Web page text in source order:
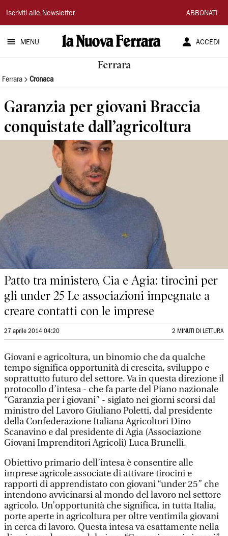
La
Nuova
Ferrara
Iscriviti alle Newsletter ABBONATI
MENU ACCEDI
Ferrara
Ferrara Cronaca
Garanzia per giovani Braccia
conquistate dall’agricoltura
Patto tra ministero, Cia e Agia: tirocini per
gli under 25 Le associazioni impegnate a
creare contatti con le imprese
27 aprile 2014 04:20 2 MINUTI DI LETTURA
Giovani e agricoltura, un binomio che da qualche
tempo significa opportunità di crescita, sviluppo e
soprattutto futuro del settore. Va in questa direzione il
protocollo d’intesa - che fa parte del Piano nazionale
“Garanzia per i giovani” - siglato nei giorni scorsi dal
ministro del Lavoro Giuliano Poletti, dal presidente
della Confederazione Italiana Agricoltori Dino
Scanavino e dal presidente di Agia (Associazione
Giovani Imprenditori Agricoli) Luca Brunelli.
Obiettivo primario dell’intesa è consentire alle
imprese agricole associate di attivare tirocini e
rapporti di apprendistato con giovani “under 25” che
intendono avvicinarsi al mondo del lavoro nel settore
agricolo. Un’opportunità che significa, in tutta Italia,
porte aperte in agricoltura per oltre ventimila giovani
in cerca di lavoro. Questa intesa va esattamente nella